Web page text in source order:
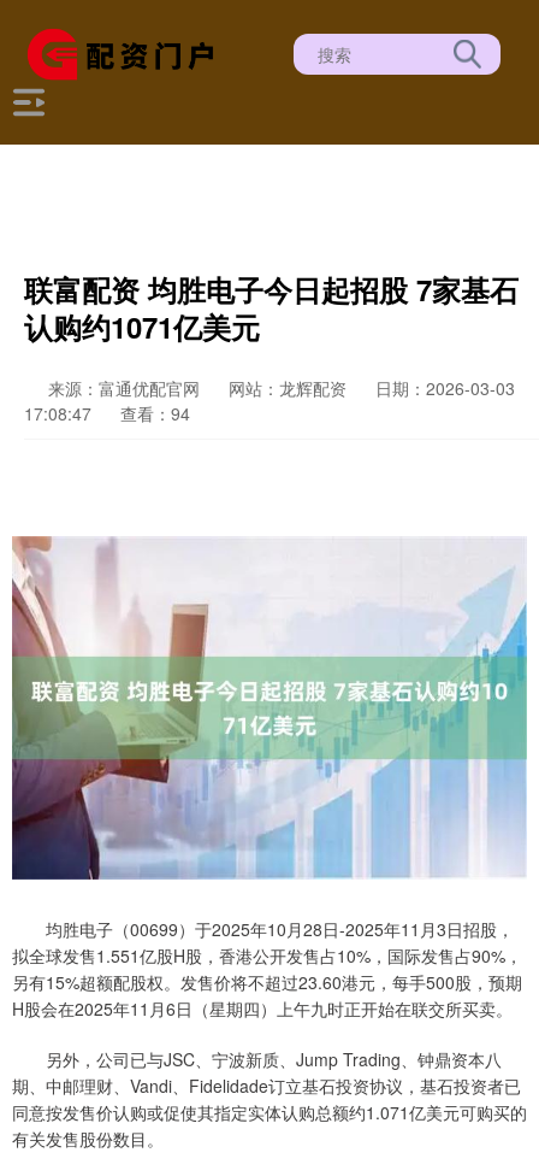
联富配资 均胜电子今日起招股 7家基石
认购约1071亿美元
来源：富通优配官网 网站：龙辉配资
日期：2026-03-03
17:08:47
查看：94
均胜电子（00699）于2025年10月28日-2025年11月3日招股，
拟全球发售1.551亿股H股，香港公开发售占10%，国际发售占90%，
另有15%超额配股权。发售价将不超过23.60港元，每手500股，预期
H股会在2025年11月6日（星期四）上午九时正开始在联交所买卖。
另外，公司已与JSC、宁波新质、Jump Trading、钟鼎资本八
期、中邮理财、Vandi、Fidelidade订立基石投资协议，基石投资者已
同意按发售价认购或促使其指定实体认购总额约1.071亿美元可购买的
有关发售股份数目。